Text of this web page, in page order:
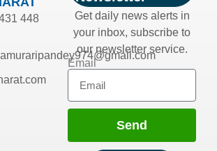
448
Get daily news alerts in
your inbox, subscribe to
our newsletter service.
Email
Send